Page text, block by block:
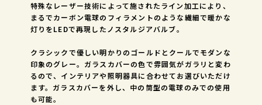
特殊なレーザー技術によって施されたライン加工により、
まるでカーボン電球のフィラメントのような繊細で暖かな
灯りをLEDで再現したノスタルジアバルブ。
クラシックで優しい明かりのゴールドとクールでモダンな
印象のグレー。ガラスカバーの色で雰囲気がガラリと変わ
るので、インテリアや照明器具に合わせてお選びいただけ
ます。ガラスカバーを外し、中の筒型の電球のみでの使用
も可能。